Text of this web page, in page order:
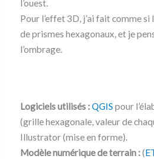
l’ouest.
Pour l’effet 3D, j’ai fait comme
de prismes hexagonaux, et je
l’ombrage.
Logiciels utilisés :QGIS pour
(grille hexagonale, valeur de
Illustrator (mise en forme).
Modèle numérique de terrain :(